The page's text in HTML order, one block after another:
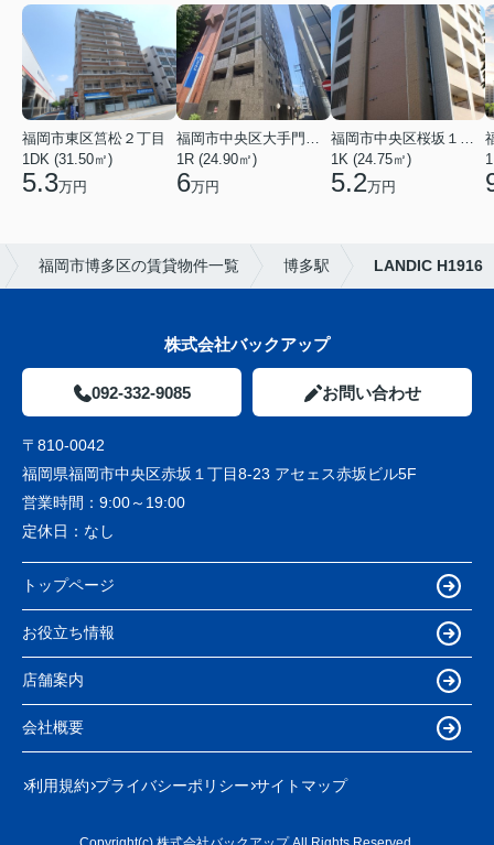
福岡市東区筥松２丁目
1DK (31.50㎡)
5.3万円
1R (24.90㎡)
6万円
1K (24.75㎡)
5.2万円
福岡市博多区の賃貸物件一覧 博多駅 LANDIC H1916
株式会社バックアップ
092-332-9085 お問い合わせ
〒810-0042
福岡県福岡市中央区赤坂１丁目8-23 アセェス赤坂ビル5F
営業時間： 9:00～19:00
定休日： なし
トップページ
お役立ち情報
店舗案内
会社概要
利用規約 プライバシーポリシー サイトマップ